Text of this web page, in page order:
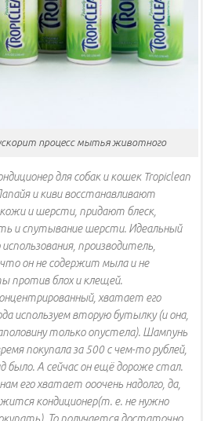
процесс мытья животного
для собак и кошек Tropiclean
и киви восстанавливают
и шерсти, придают блеск,
и спутывание шерсти. Идеальный
производитель,
он не содержит мыла и не
против блох и клещей.
хватает его
используем вторую бутылку (и она,
только опустела). Шампунь
покупала за 500 с чем-то рублей,
было. А сейчас он ещё дороже стал.
его хватает ооочень надолго, да,
кондиционер(т. е. не нужно